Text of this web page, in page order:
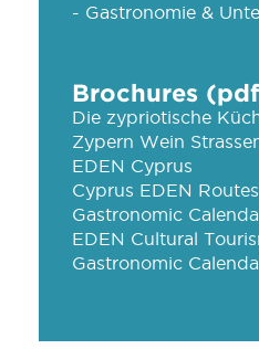
- Gastronomie &
Brochures
Die zypriotische
Zypern Wein
EDEN Cyprus
Cyprus EDEN Routes
Gastronomic
EDEN Cultural
Gastronomic